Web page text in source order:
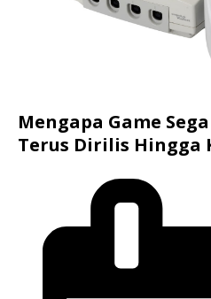
Mengapa Game
Terus Dirilis Hingga